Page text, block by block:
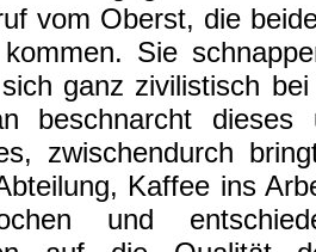
vom Oberst, die
Sie
ganz zivilistisch
beschnarcht
zwischendurch
Kaffee ins
und